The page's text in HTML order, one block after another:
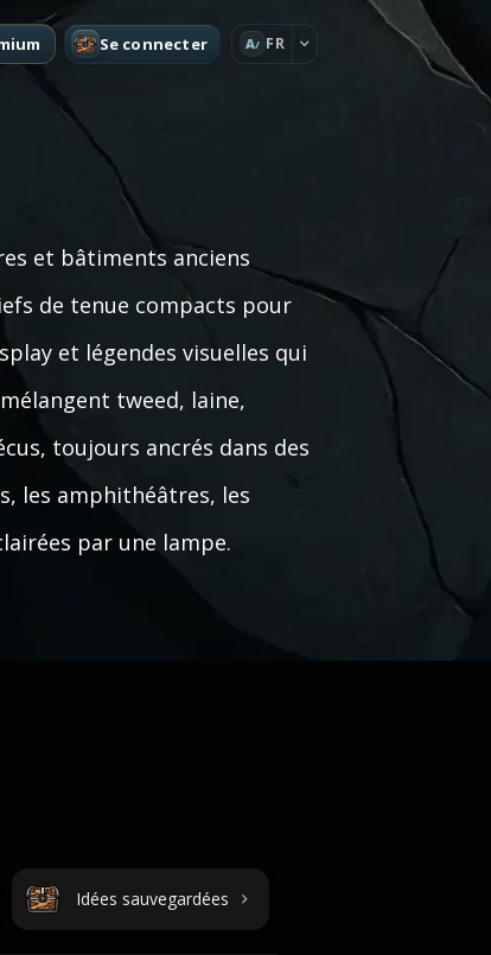
Se connecter A FR
et bâtiments anciens
de tenue compacts pour
et légendes visuelles qui
tweed, laine,
toujours ancrés dans des
les amphithéâtres, les
par une lampe.
Idées sauvegardées